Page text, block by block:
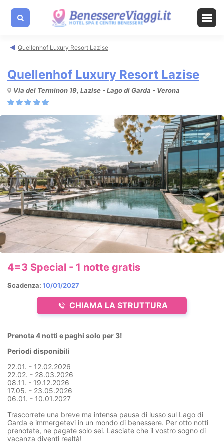
Quellenhof Luxury Resort Lazise
Quellenhof Luxury Resort Lazise
Via del Terminon 19, Lazise - Lago di Garda - Verona
CHIAMA LA STRUTTURA
Scadenza: 10/01/2027
4=3 Special - 1 notte gratis
Prenota 4 notti e paghi solo per 3!
Periodi disponibili
22.01. - 12.02.2026
22.02. - 28.03.2026
08.11. - 19.12.2026
17.05. - 23.05.2026
06.01. - 10.01.2027
Trascorrete una breve ma intensa pausa di lusso sul Lago di
Garda e immergetevi in un mondo di benessere. Per otto notti
prenotate, ne pagate solo sei. Lasciate che il vostro sogno di
vacanza diventi realtà!